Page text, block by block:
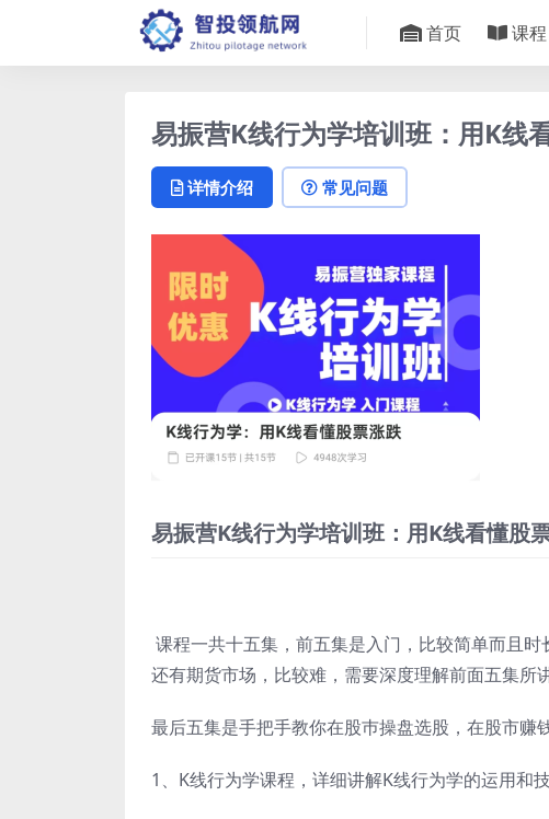
首页 课程
易振营K线行为学培训班：用K线
详情介绍 常见问题
易振营K线行为学培训班：用K线看懂股
课程一共十五集，前五集是入门，比较简单而且
还有期货市场，比较难，需要深度理解前面五集所
最后五集是手把手教你在股巿操盘选股，在股市赚
1、K线行为学课程，详细讲解K线行为学的运用和